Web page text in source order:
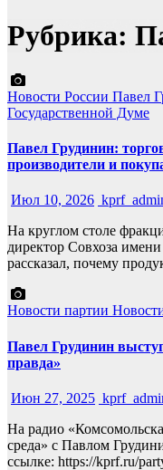
Рубрика:
Новости России Павел
Государственной Думе
Павел Грудинин:
производители и
Июл 10, 2026
На круглом столе
директор Совхоза
рассказал, почему
Новости партии
Павел Грудинин
правда»
Июн 27, 2025
На радио
среда» с Павлом
ссылке: https://kprf.ru/